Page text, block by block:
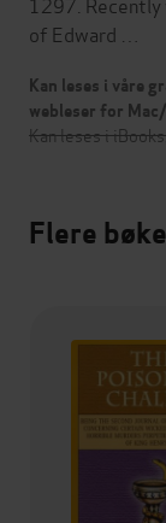
of Edward …
Kan leses i våre
webleser for
Kan leses i
Flere